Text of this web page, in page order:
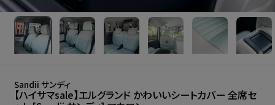
Sandii サンディ
【ハイサマsale】エルグランド かわいいシートカバー 全席セ